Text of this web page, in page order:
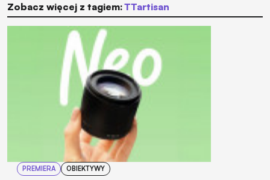
Zobacz więcej z tagiem: TTartisan
PREMIERA OBIEKTYWY